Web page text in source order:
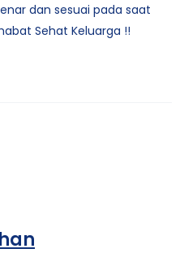
dan sesuai pada saat
Sehat Keluarga !!